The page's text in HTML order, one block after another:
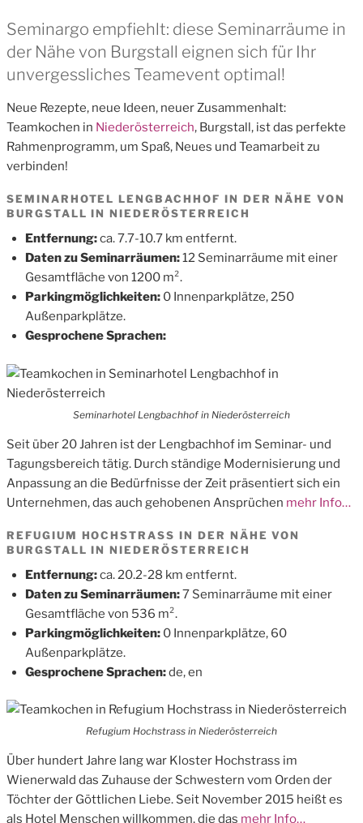
Seminargo empfiehlt: diese Seminarräume in
der Nähe von Burgstall eignen sich für Ihr
unvergessliches Teamevent optimal!
Neue Rezepte, neue Ideen, neuer Zusammenhalt:
Teamkochen in Niederösterreich, Burgstall, ist das perfekte
Rahmenprogramm, um Spaß, Neues und Teamarbeit zu
verbinden!
SEMINARHOTEL LENGBACHHOF IN DER NÄHE VON
BURGSTALL IN NIEDERÖSTERREICH
Entfernung:ca. 7.7-10.7 km entfernt.
Daten zu Seminarräumen:12 Seminarräume mit einer
Gesamtfläche von 1200 m².
Parkingmöglichkeiten: 0 Innenparkplätze, 250
Außenparkplätze.
Gesprochene Sprachen:
Seminarhotel Lengbachhof in Niederösterreich
Seit über 20 Jahren ist der Lengbachhof im Seminar- und
Tagungsbereich tätig. Durch ständige Modernisierung und
Anpassung an die Bedürfnisse der Zeit präsentiert sich ein
Unternehmen, das auch gehobenen Ansprüchen mehr Info…
REFUGIUM HOCHSTRASS IN DER NÄHE VON
BURGSTALL IN NIEDERÖSTERREICH
Entfernung:ca. 20.2-28 km entfernt.
Daten zu Seminarräumen:7 Seminarräume mit einer
Gesamtfläche von 536 m².
Parkingmöglichkeiten: 0 Innenparkplätze, 60
Außenparkplätze.
Gesprochene Sprachen:de, en
Refugium Hochstrass in Niederösterreich
Über hundert Jahre lang war Kloster Hochstrass im
Wienerwald das Zuhause der Schwestern vom Orden der
Töchter der Göttlichen Liebe. Seit November 2015 heißt es
als Hotel Menschen willkommen, die das mehr Info…